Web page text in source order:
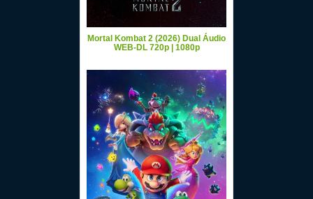
Mortal Kombat 2 (2026) Dual Áudio
WEB-DL 720p | 1080p